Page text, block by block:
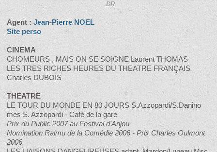
DR
Agent : Jean-Pierre NOEL
Site perso
CINEMA
CHOMEURS , MAIS ON SE SOIGNE Laurent THOMAS
LES TRES RICHES HEURES DU THEATRE FRANÇAIS
Charles DUBOIS
THEATRE
LE TOUR DU MONDE EN 80 JOURS S.Azzopardi/S.Danino
mes S. Azzopardi - Café de la gare
Prix du Public 2007 au Festival d'Anjou
Nomination Raimu de la Comédie 2006 - Prix Charles Oulmont
2006